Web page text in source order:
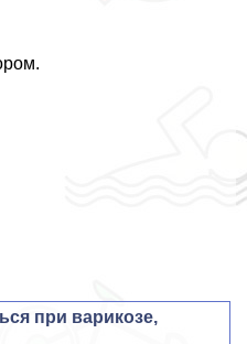
при варикозе,